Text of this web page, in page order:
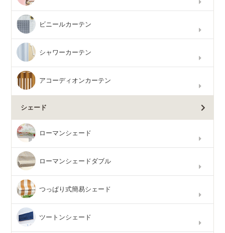
ビニールカーテン
シャワーカーテン
アコーディオンカーテン
シェード
ローマンシェード
ローマンシェードダブル
つっぱり式簡易シェード
ツートンシェード